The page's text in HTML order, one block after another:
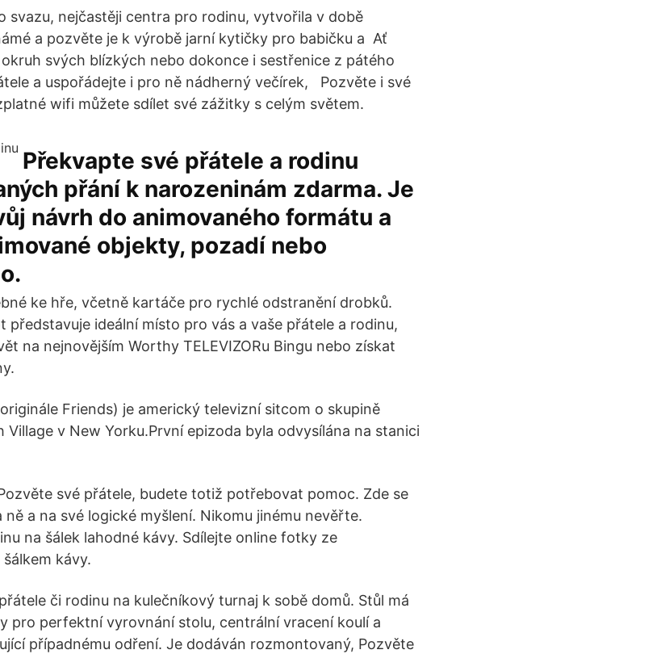
svazu, nejčastěji centra pro rodinu, vytvořila v době
a pozvěte je k výrobě jarní kytičky pro babičku a Ať
svých blízkých nebo dokonce i sestřenice z pátého
a uspořádejte i pro ně nádherný večírek, Pozvěte i své
wifi můžete sdílet své zážitky s celým světem.
Překvapte své přátele a rodinu
přání k narozeninám zdarma. Je
návrh do animovaného formátu a
objekty, pozadí nebo
ke hře, včetně kartáče pro rychlé odstranění drobků.
představuje ideální místo pro vás a vaše přátele a rodinu,
na nejnovějším Worthy TELEVIZORu Bingu nebo získat
Friends) je americký televizní sitcom o skupině
Village v New Yorku.První epizoda byla odvysílána na stanici
své přátele, budete totiž potřebovat pomoc. Zde se
a na své logické myšlení. Nikomu jinému nevěřte.
na šálek lahodné kávy. Sdílejte online fotky ze
kávy.
či rodinu na kulečníkový turnaj k sobě domů. Stůl má
pro perfektní vyrovnání stolu, centrální vracení koulí a
případnému odření. Je dodáván rozmontovaný, Pozvěte